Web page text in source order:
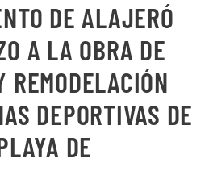
DE ALAJERÓ
A LA OBRA DE
REMODELACIÓN
DEPORTIVAS DE
DE